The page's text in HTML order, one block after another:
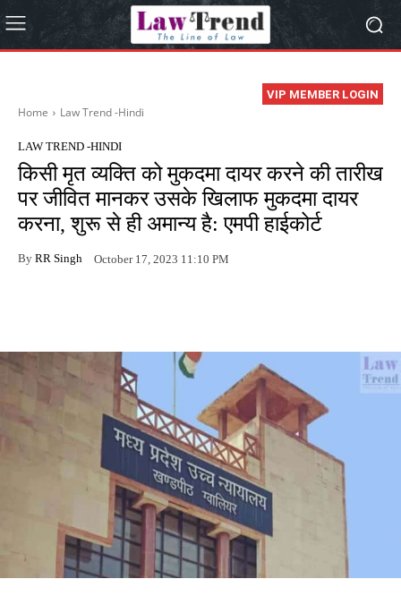
VIP MEMBER LOGIN
Home Law Trend -Hindi
LAW TREND -HINDI
किसी मृत व्यक्ति को मुकदमा दायर करने की तारीख
पर जीवित मानकर उसके खिलाफ मुकदमा दायर
करना, शुरू से ही अमान्य है: एमपी हाईकोर्ट
By RR Singh October 17, 2023 11:10 PM